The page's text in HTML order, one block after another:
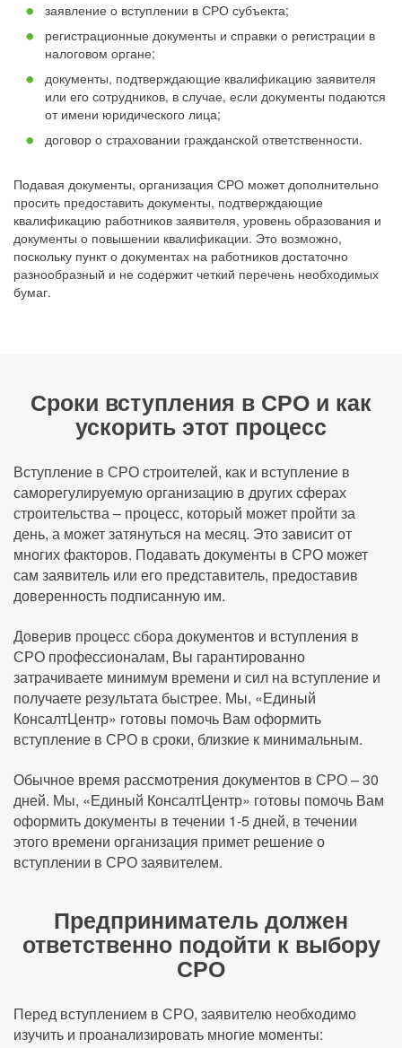
заявление о вступлении в СРО субъекта;
регистрационные документы и справки о регистрации в
налоговом органе;
документы, подтверждающие квалификацию заявителя
или его сотрудников, в случае, если документы подаются
от имени юридического лица;
договор о страховании гражданской ответственности.
Подавая документы, организация СРО может дополнительно
просить предоставить документы, подтверждающие
квалификацию работников заявителя, уровень образования и
документы о повышении квалификации. Это возможно,
поскольку пункт о документах на работников достаточно
разнообразный и не содержит четкий перечень необходимых
бумаг.
Сроки вступления в СРО и как
ускорить этот процесс
Вступление в СРО строителей, как и вступление в
саморегулируемую организацию в других сферах
строительства – процесс, который может пройти за
день, а может затянуться на месяц. Это зависит от
многих факторов. Подавать документы в СРО может
сам заявитель или его представитель, предоставив
доверенность подписанную им.
Доверив процесс сбора документов и вступления в
СРО профессионалам, Вы гарантированно
затрачиваете минимум времени и сил на вступление и
получаете результата быстрее. Мы, «Единый
КонсалтЦентр» готовы помочь Вам оформить
вступление в СРО в сроки, близкие к минимальным.
Обычное время рассмотрения документов в СРО – 30
дней. Мы, «Единый КонсалтЦентр» готовы помочь Вам
оформить документы в течении 1-5 дней, в течении
этого времени организация примет решение о
вступлении в СРО заявителем.
Предприниматель должен
ответственно подойти к выбору
СРО
Перед вступлением в СРО, заявителю необходимо
изучить и проанализировать многие моменты: